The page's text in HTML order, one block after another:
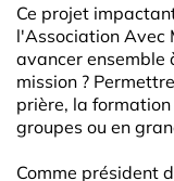
Ce projet
l'Association Avec
avancer ensemble
mission ?
prière, la
groupes ou en
Comme président